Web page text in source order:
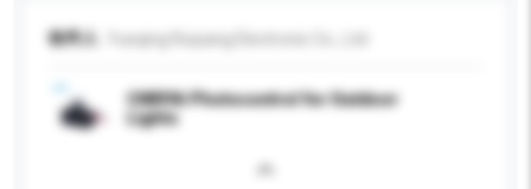
收件人
CNRIYA Photocontrol for Outdoor
Lights